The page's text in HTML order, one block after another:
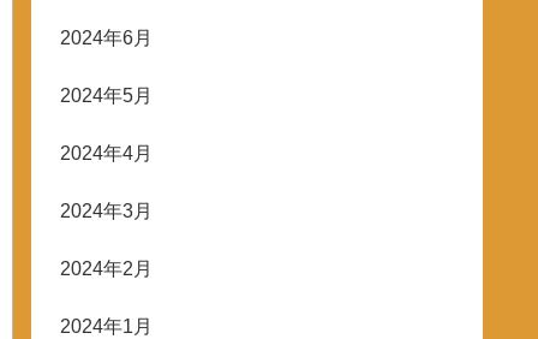
2024年6月
2024年5月
2024年4月
2024年3月
2024年2月
2024年1月